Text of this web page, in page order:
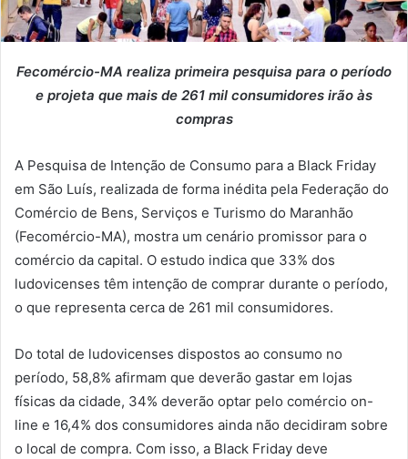
i
l
Fecomércio-MA realiza primeira pesquisa para o período
e projeta que mais de 261 mil consumidores irão às
compras
A Pesquisa de Intenção de Consumo para a Black Friday
em São Luís, realizada de forma inédita pela Federação do
Comércio de Bens, Serviços e Turismo do Maranhão
(Fecomércio-MA), mostra um cenário promissor para o
comércio da capital. O estudo indica que 33% dos
ludovicenses têm intenção de comprar durante o período,
o que representa cerca de 261 mil consumidores.
Do total de ludovicenses dispostos ao consumo no
período, 58,8% afirmam que deverão gastar em lojas
físicas da cidade, 34% deverão optar pelo comércio on-
line e 16,4% dos consumidores ainda não decidiram sobre
o local de compra. Com isso, a Black Friday deve